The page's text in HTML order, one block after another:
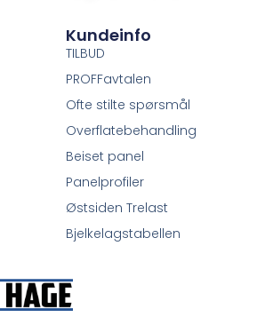
Kundeinfo
TILBUD
PROFFavtalen
Ofte stilte spørsmål
Overflatebehandling
Beiset panel
Panelprofiler
Østsiden Trelast
Bjelkelagstabellen